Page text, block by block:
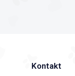
Kontakt